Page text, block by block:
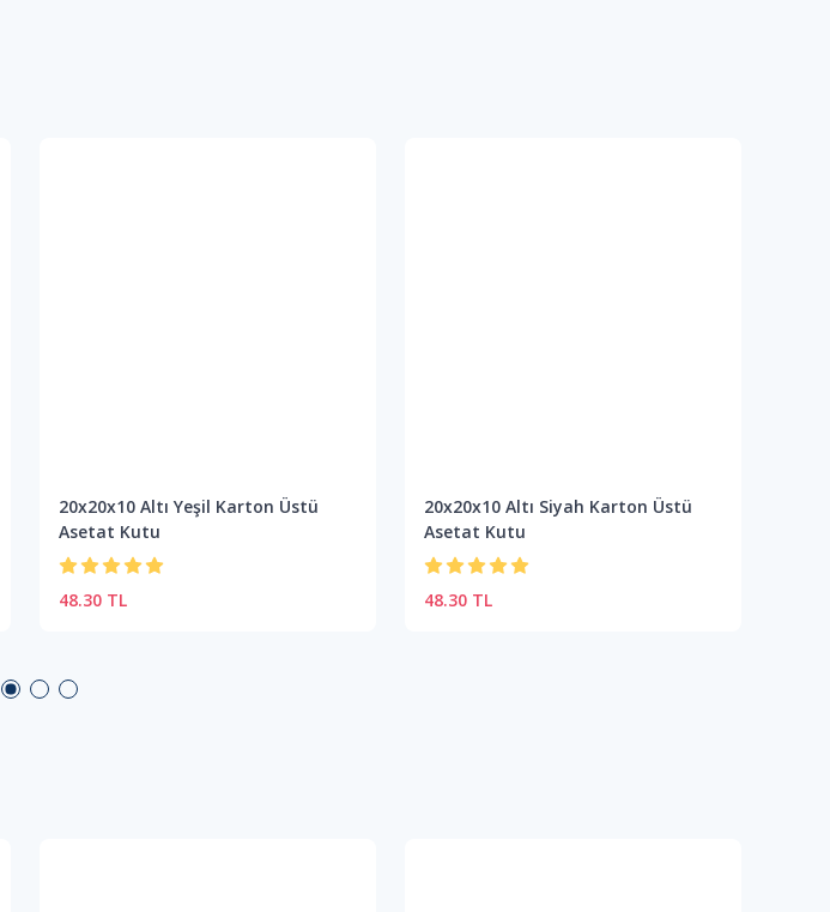
20x20x10 Altı Yeşil Karton Üstü
Asetat Kutu
48.30 TL
20x20x10 Altı Siyah Karton Üstü
Asetat Kutu
48.30 TL